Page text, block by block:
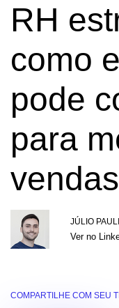
RH
como
pode
para
vendas
JÚLIO
Ver no
COMPARTILHE COM SEU